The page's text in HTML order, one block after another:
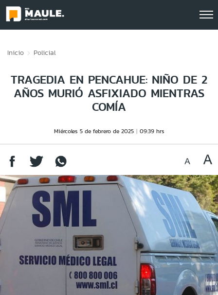
Inicio Policial
TRAGEDIA EN PENCAHUE: NIÑO DE 2
AÑOS MURIÓ ASFIXIADO MIENTRAS
COMÍA
Miércoles 5 de febrero de 2025 09:39 hrs